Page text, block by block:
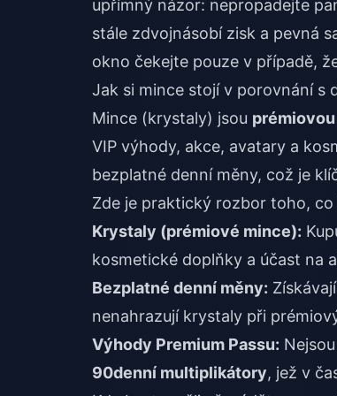
upřímný názor: nepropadejte
stále zdvojnásobí zisk a pevná
okno čekejte pouze v případě,
Jak si mince stojí v porovnání s
Mince (krystaly) jsou
VIP výhody, akce, avatary a
bezplatné denní měny, což je
Zde je praktický rozbor toho, co
Krystaly (prémiové mince):
kosmetické doplňky a účast na
Bezplatné denní měny:
nenahrazují krystaly při
Výhody Premium Passu:
90denní multiplikátory, jež v